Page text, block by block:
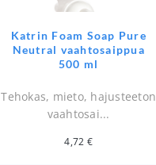
Katrin Foam Soap Pure
Neutral vaahtosaippua
500 ml
Tehokas, mieto, hajusteeton
vaahtosai...
4,72 €